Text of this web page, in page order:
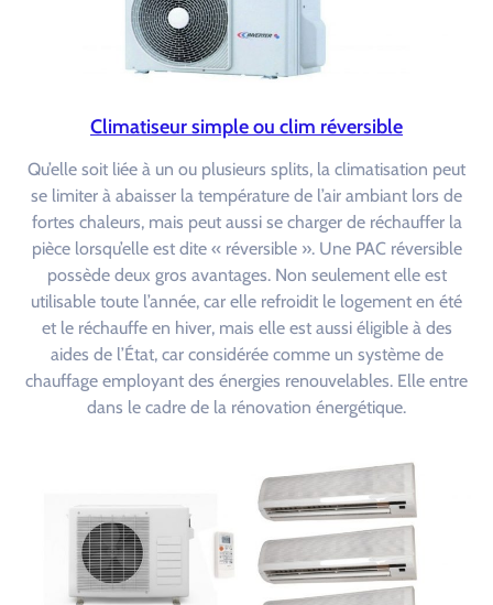
Climatiseur simple ou clim réversible
Qu’elle soit liée à un ou plusieurs splits, la climatisation peut
se limiter à abaisser la température de l’air ambiant lors de
fortes chaleurs, mais peut aussi se charger de réchauffer la
pièce lorsqu’elle est dite « réversible ». Une PAC réversible
possède deux gros avantages. Non seulement elle est
utilisable toute l’année, car elle refroidit le logement en été
et le réchauffe en hiver, mais elle est aussi éligible à des
aides de l’État, car considérée comme un système de
chauffage employant des énergies renouvelables. Elle entre
dans le cadre de la rénovation énergétique.